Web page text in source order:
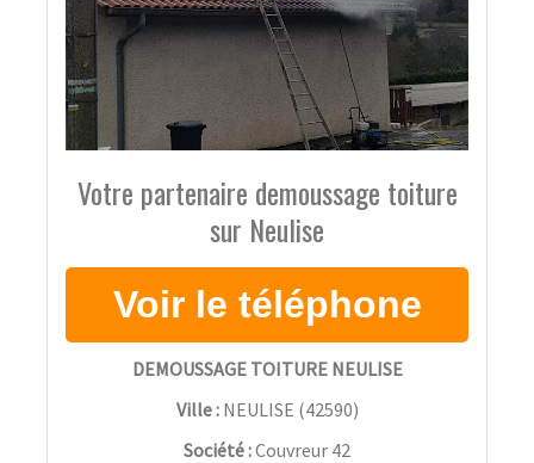
Votre partenaire demoussage toiture
sur Neulise
DEMOUSSAGE TOITURE NEULISE
Ville : NEULISE (42590)
Société :Couvreur 42